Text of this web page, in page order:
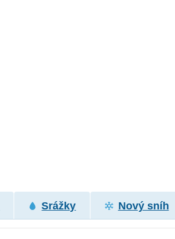
Srážky Nový sníh